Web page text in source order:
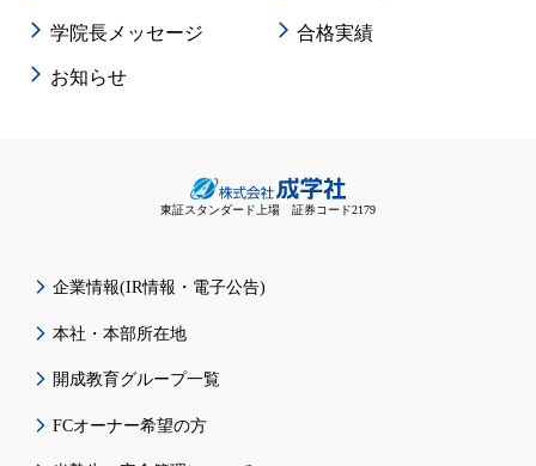
学院長メッセージ 合格実績
お知らせ
東証スタンダード上場 証券コード2179
企業情報(IR情報・電子公告)
本社・本部所在地
開成教育グループ一覧
FCオーナー希望の方